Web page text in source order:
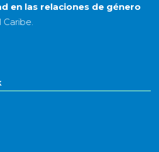
en las relaciones de género